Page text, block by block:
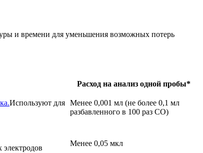
и времени для уменьшения возможных потерь
Расход на анализ одной пробы*
Используют для Менее 0,001 мл (не более 0,1 мл
разбавленного в 100 раз СО)
Менее 0,05 мкл